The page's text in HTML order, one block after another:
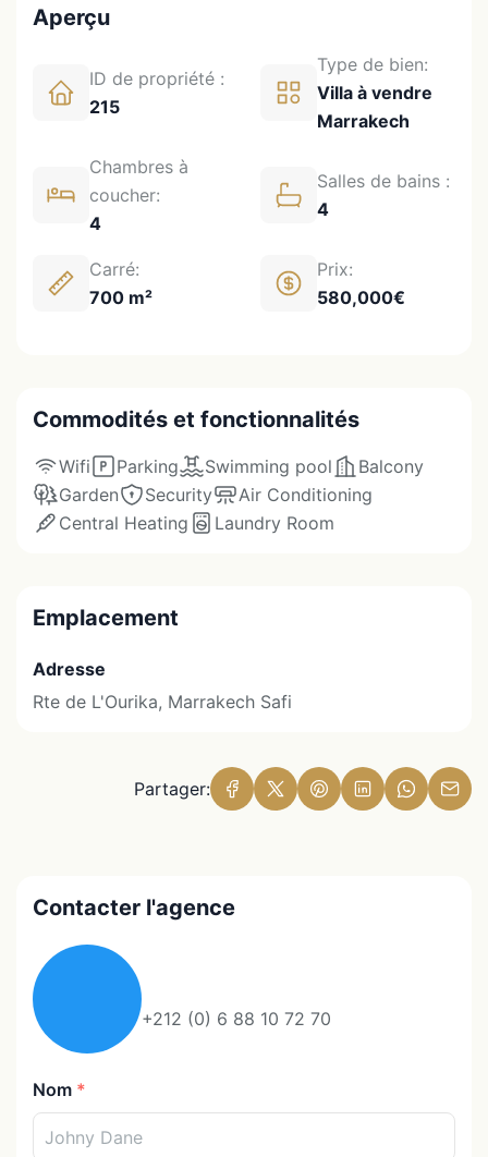
Aperçu
ID de propriété :
215
Type de bien:
Villa à vendre
Marrakech
Chambres à
coucher:
4
Salles de bains :
4
Carré:
700 m²
Prix:
580,000€
Commodités et fonctionnalités
Wifi Parking Swimming pool
Balcony
Garden
Security
Air Conditioning
Central Heating
Laundry Room
Emplacement
Adresse
Rte de L'Ourika, Marrakech Safi
Partager:
Contacter l'agence
+212 (0) 6 88 10 72 70
Nom